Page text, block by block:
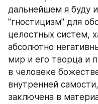
дальнейшем я буду
"гностицизм" для
целостных систем,
абсолютно
мир и его творца и
в человеке
внутренней
заключена в